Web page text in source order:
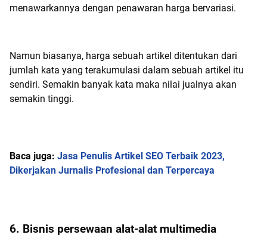
menawarkannya dengan penawaran harga bervariasi.
Namun biasanya, harga sebuah artikel ditentukan dari
jumlah kata yang terakumulasi dalam sebuah artikel itu
sendiri. Semakin banyak kata maka nilai jualnya akan
semakin tinggi.
Baca juga: Jasa Penulis Artikel SEO Terbaik 2023,
Dikerjakan Jurnalis Profesional dan Terpercaya
6. Bisnis persewaan alat-alat multimedia